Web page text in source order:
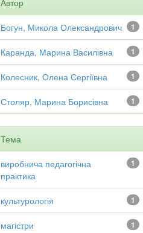
Автор
1
Богун, Микола Олександрович
1
Каранда, Марина Василівна
1
Колесник, Олена Сергіївна
1
Столяр, Марина Борисівна
Тема
1
виробнича педагогічна
практика
1
культурологія
1
магістри